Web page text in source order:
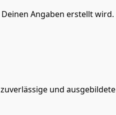
Angaben erstellt wird.
und ausgebildete